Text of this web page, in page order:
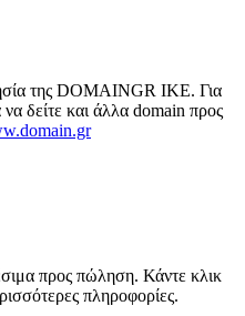
της DOMAINGR ΙΚΕ. Για
να δείτε και άλλα domain προς
προς πώληση. Κάντε κλικ
πληροφορίες.